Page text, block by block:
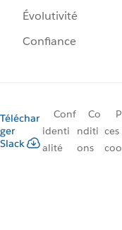
Évolutivité
Confiance
Téléchar
ger
Slack
Conf
identi
alité
Co
nditi
ons